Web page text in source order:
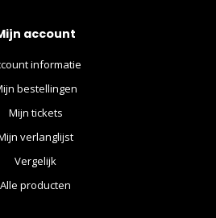
account
informatie
bestellingen
Mijn tickets
verlanglijst
Vergelijk
Alle producten